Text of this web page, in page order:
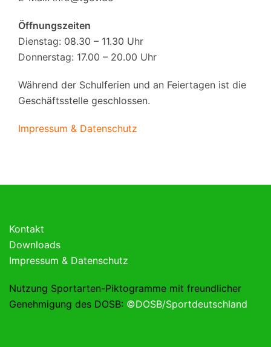
Öffnungszeiten
Dienstag: 08.30 – 11.30 Uhr
Donnerstag: 17.00 – 20.00 Uhr
Während der Schulferien und an Feiertagen ist die
Geschäftsstelle geschlossen.
Impressum & Datenschutz
Kontakt
Downloads
Impressum & Datenschutz
Nutzung Sportarten-Piktogramme mit freundlicher
Genehmigung des DOSB: ©DOSB/Sportdeutschland